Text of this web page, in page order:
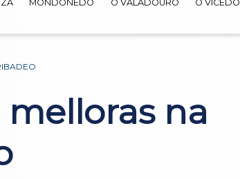
MONDOÑEDO O VALADOURO O VICEDO
na